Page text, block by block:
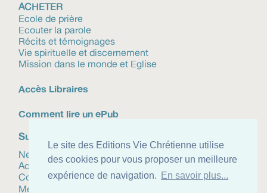
Le site des Editions Vie Chrétienne utilise
des cookies pour vous proposer un meilleure
expérience de navigation.
En savoir plus...
ACHETER
Ecole de prière
Ecouter la parole
Récits et témoignages
Vie spirituelle et discernement
Mission dans le monde et Eglise
Accès Libraires
Comment lire un ePub
Suivez-nous
Newsletter
Actualités
Contact
Mentions légales